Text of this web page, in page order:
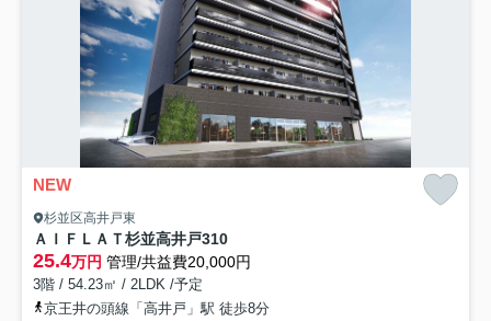
NEW
杉並区高井戸東
ＡＩＦＬＡＴ杉並高井戸310
25.4万円 管理/共益費20,000円
3階 / 54.23㎡ / 2LDK /予定
京王井の頭線「高井戸」駅 徒歩8分